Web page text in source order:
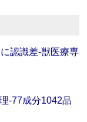
認識差‐獣医療専
‐77成分1042品